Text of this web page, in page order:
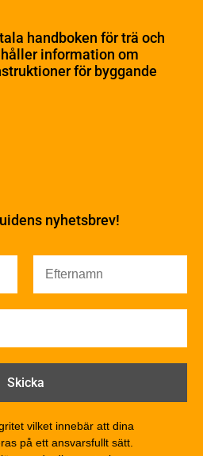
kvalitet
lufttäthet
och konstruktioner
handboken för trä och
information om
för byggande
nyhetsbrev!
vilket innebär att dina
på ett ansvarsfullt sätt.